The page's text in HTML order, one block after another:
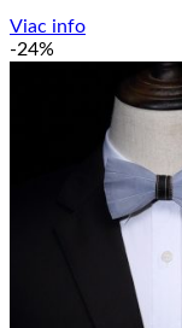
Viac info
-24%